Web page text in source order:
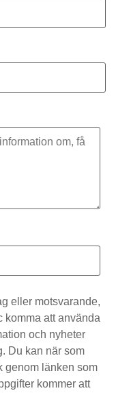
eller motsvarande,
komma att använda
och nyheter
Du kan när som
genom länken som
kommer att